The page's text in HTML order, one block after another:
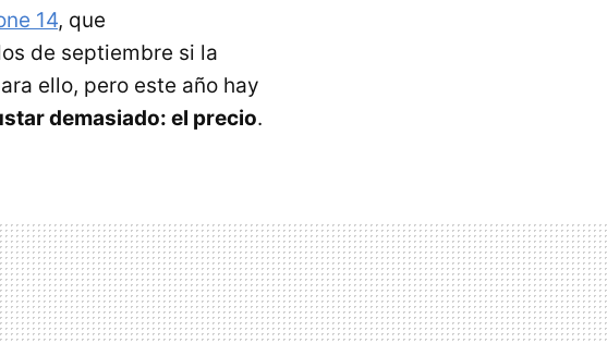
14, que
de septiembre si la
ello, pero este año hay
demasiado: el precio.